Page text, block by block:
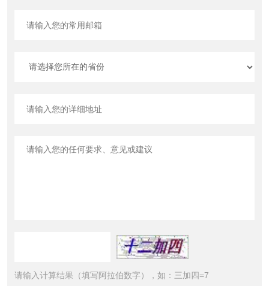
请输入计算结果（填写阿拉伯数字），如：三加四=7